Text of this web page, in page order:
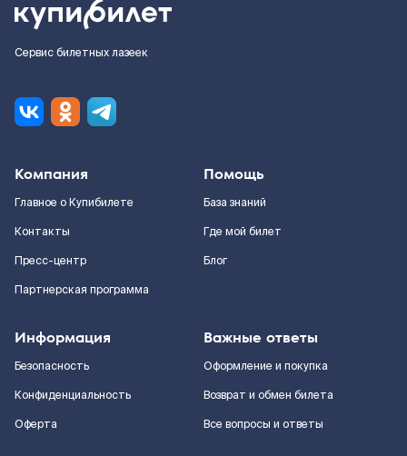
Сервис билетных лазеек
Компания
Главное о Купибилете
Контакты
Пресс-центр
Партнерская программа
Помощь
База знаний
Где мой билет
Блог
Информация
Безопасность
Конфиденциальность
Оферта
Важные ответы
Оформление и покупка
Возврат и обмен билета
Все вопросы и ответы